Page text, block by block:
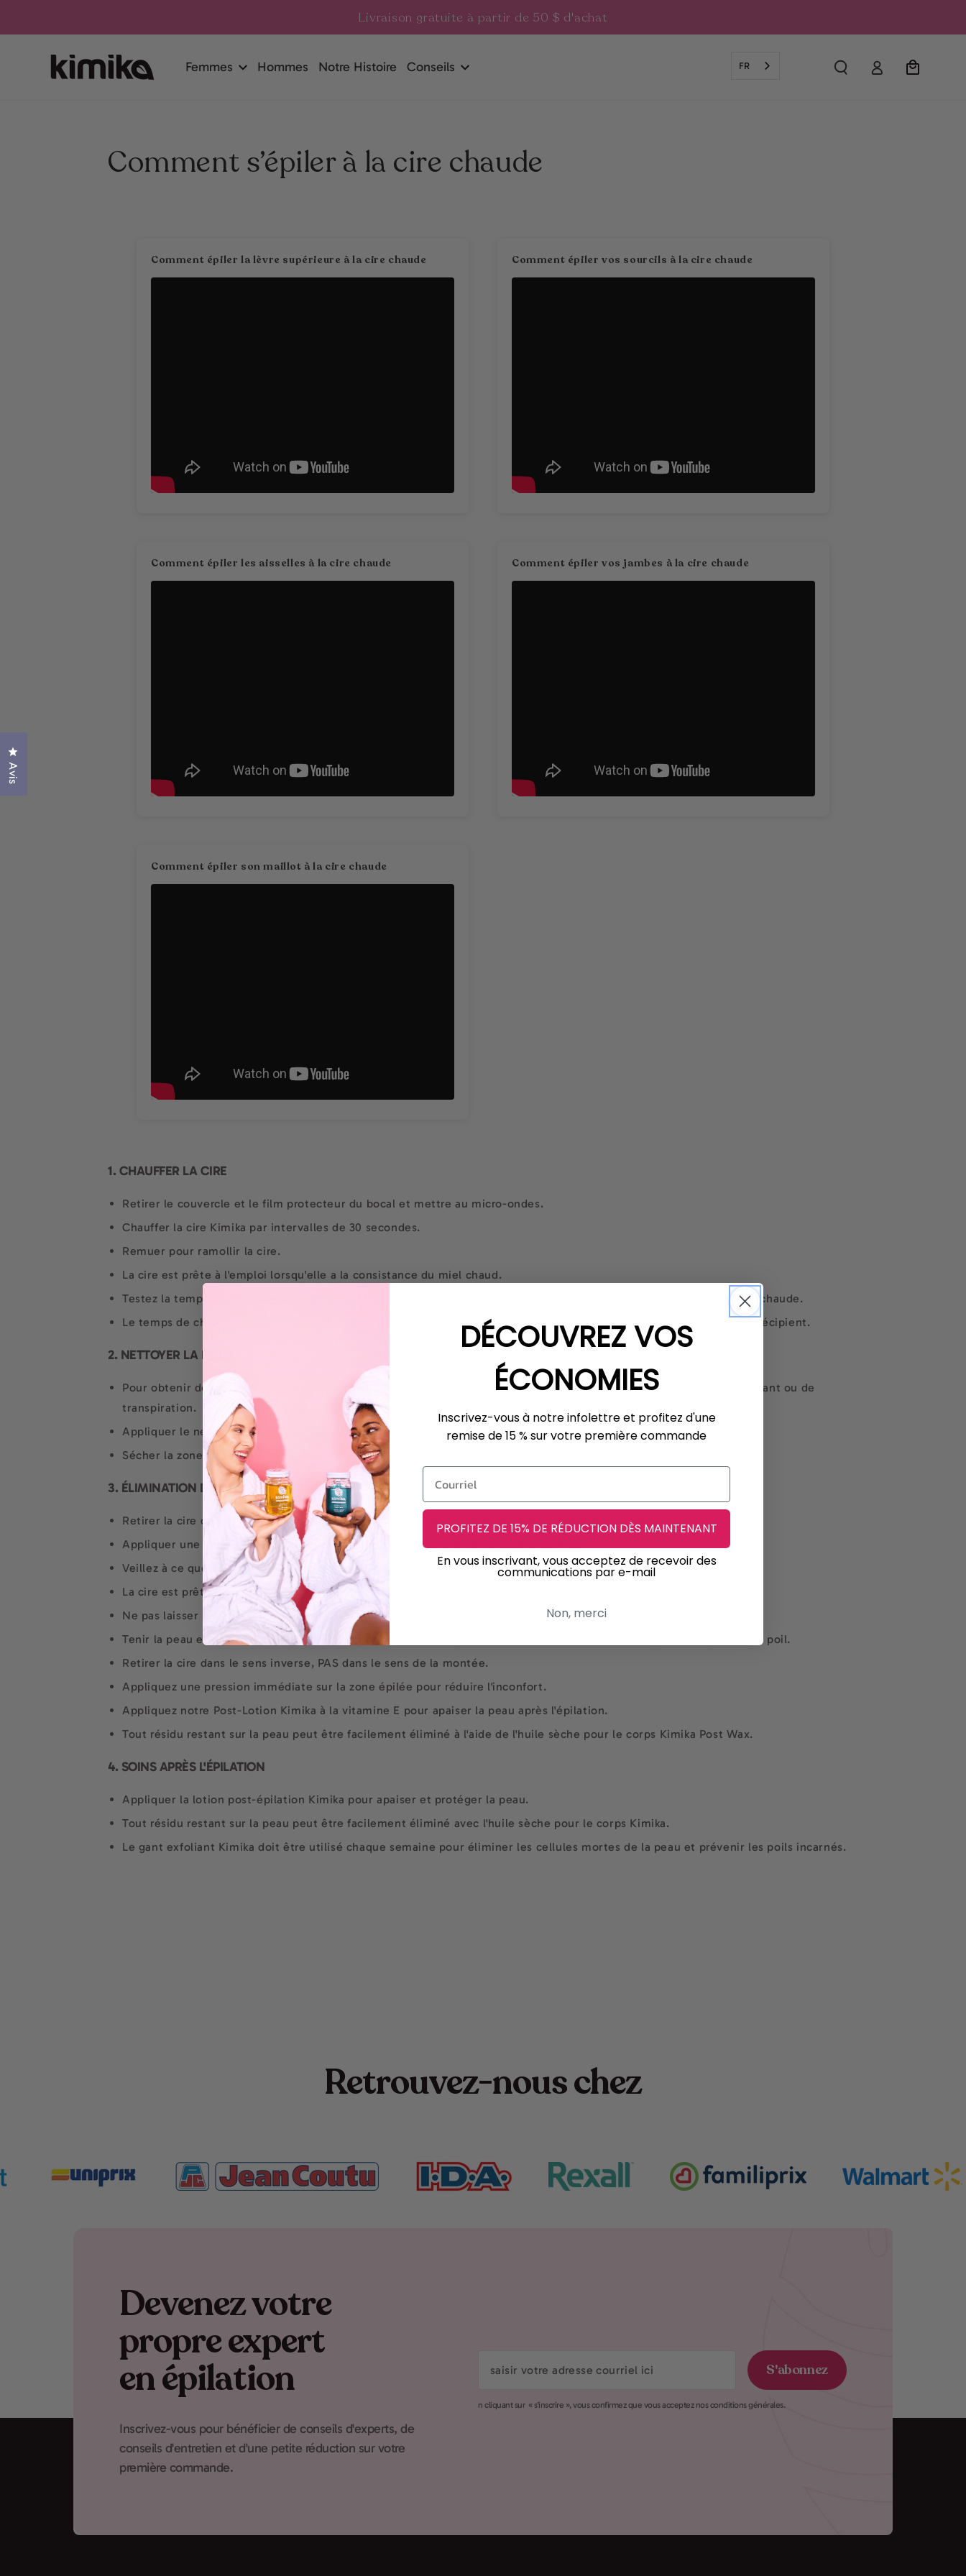
Livraison gratuite à partir de 50 $ d'achat
Femmes Hommes Notre Histoire Conseils FR
connecter
Chariot
Comment s’épiler à la cire chaude
Comment épiler la lèvre supérieure à la cire chaude Comment épiler vos sourcils à la cire chaude
Comment épiler les aisselles à la cire chaude Comment épiler vos jambes à la cire chaude
Comment épiler son maillot à la cire chaude
1. CHAUFFER LA CIRE
Retirer le couvercle et le film protecteur du bocal et mettre au micro-ondes.
Chauffer la cire Kimika par intervalles de 30 secondes.
Remuer pour ramollir la cire.
La cire est prête à l'emploi lorsqu'elle a la consistance du miel chaud.
Testez la température en appliquant une petite quantité de cire à l'intérieur du poignet. La cire doit être tiède, PAS chaude.
Le temps de chauffage varie en fonction de la puissance du micro-ondes et de la quantité de cire contenue dans le récipient.
2. NETTOYER LA PEAU
Pour obtenir des résultats optimaux, il convient d'éliminer toute trace d'huile, de crème, de lotion, de produit hydratant ou de
transpiration.
Appliquer le nettoyant Kimika sur un coton et nettoyer la zone à épiler.
Sécher la zone à l'aide d'un tampon.
3. ÉLIMINATION DES POILS
Retirer la cire du pot à l'aide d'une spatule en bois et la faire tourner pour éviter qu'elle ne coule.
Appliquer une couche épaisse de cire sur la peau, dans le sens de la pousse du poil.
Veillez à ce que les bords de la cire appliquée soient plus épais afin d'en faciliter l'enlèvement.
La cire est prête à être retirée lorsqu'elle n'est plus collante au toucher (environ 20 à 30 secondes).
Ne pas laisser la cire sur la peau plus d'une minute, car elle pourrait se fissurer.
Tenir la peau enseignée, soulever le bord de la cire et tirer rapidement sur la cire dans le sens opposé à la pousse du poil.
Retirer la cire dans le sens inverse, PAS dans le sens de la montée.
Appliquez une pression immédiate sur la zone épilée pour réduire l'inconfort.
Appliquez notre Post-Lotion Kimika à la vitamine E pour apaiser la peau après l'épilation.
Tout résidu restant sur la peau peut être facilement éliminé à l'aide de l'huile sèche pour le corps Kimika Post Wax.
4. SOINS APRÈS L'ÉPILATION
Appliquer la lotion post-épilation Kimika pour apaiser et protéger la peau.
Tout résidu restant sur la peau peut être facilement éliminé avec l'huile sèche pour le corps Kimika.
Le gant exfoliant Kimika doit être utilisé chaque semaine pour éliminer les cellules mortes de la peau et prévenir les poils incarnés.
Retrouvez-nous chez
Devenez votre
propre expert
en épilation
Inscrivez-vous pour bénéficier de conseils d'experts, de
conseils d'entretien et d'une petite réduction sur votre
première commande.
S'abonnez
adresse
n cliquant sur « s'inscrire », vous confirmez que vous acceptez nos conditions générales.
Avis
Cliquez pour ouvrir la fenêtre des avis
DÉCOUVREZ VOS
ÉCONOMIES
Inscrivez-vous à notre infolettre et profitez d'une
remise de 15 % sur votre première commande
PROFITEZ DE 15% DE RÉDUCTION DÈS MAINTENANT
En vous inscrivant, vous acceptez de recevoir des
communications par e-mail
Non, merci